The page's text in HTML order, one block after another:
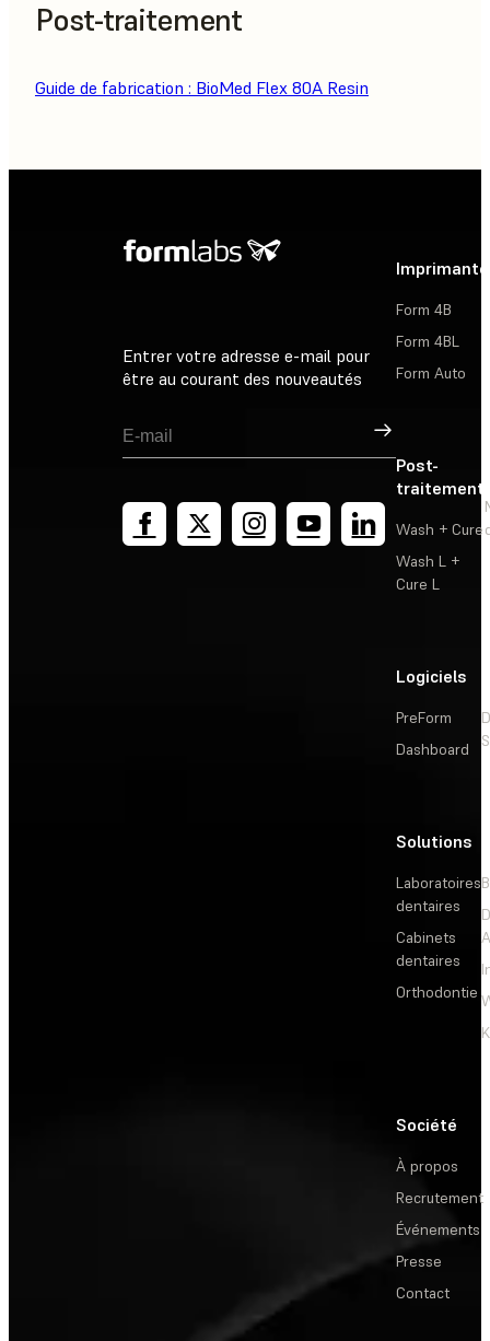
Post-traitement
Guide de fabrication : BioMed Flex 80A Resin
Entrer votre adresse e-mail pour
être au courant des nouveautés
Inscription
Form 4B
Form 4BL
Form Auto
Post-
traitement
Wash + Cure
Wash L +
Cure L
Logiciels
PreForm
Dashboard
Solutions
Laboratoires
dentaires
Cabinets
dentaires
Orthodontie
Société
À propos
Recrutement
Événements
Presse
Contact